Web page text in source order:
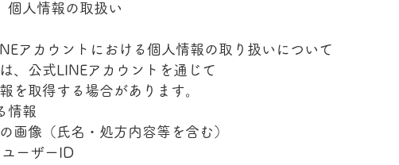
個人情報の取扱い
アカウントにおける個人情報の取り扱いについて
、公式LINEアカウントを通じて
を取得する場合があります。
情報
画像（氏名・処方内容等を含む）
ユーザーID